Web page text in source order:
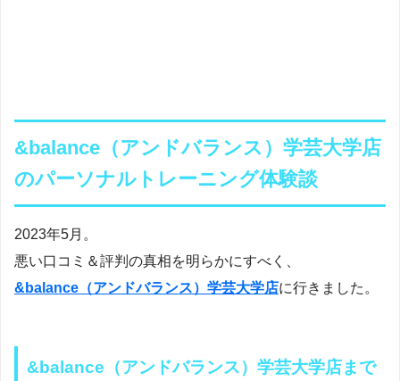
&balance（アンドバランス）学芸大学店
のパーソナルトレーニング体験談
2023年5月。
悪い口コミ＆評判の真相を明らかにすべく、
&balance（アンドバランス）学芸大学店に行きました。
&balance（アンドバランス）学芸大学店まで